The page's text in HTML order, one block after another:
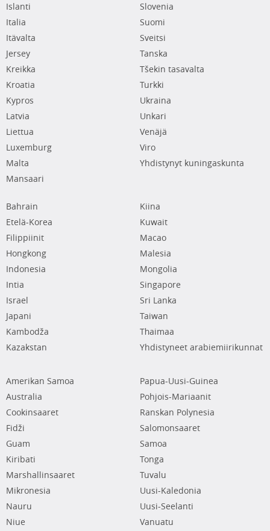
Islanti
Italia
Itävalta
Jersey
Kreikka
Kroatia
Kypros
Latvia
Liettua
Luxemburg
Malta
Mansaari
Slovenia
Suomi
Sveitsi
Tanska
Tšekin tasavalta
Turkki
Ukraina
Unkari
Venäjä
Viro
Yhdistynyt kuningaskunta
Bahrain
Etelä-Korea
Filippiinit
Hongkong
Indonesia
Intia
Israel
Japani
Kambodža
Kazakstan
Kiina
Kuwait
Macao
Malesia
Mongolia
Singapore
Sri Lanka
Taiwan
Thaimaa
Yhdistyneet arabiemiirikunnat
Amerikan Samoa
Australia
Cookinsaaret
Fidži
Guam
Kiribati
Marshallinsaaret
Mikronesia
Nauru
Niue
Papua-Uusi-Guinea
Pohjois-Mariaanit
Ranskan Polynesia
Salomonsaaret
Samoa
Tonga
Tuvalu
Uusi-Kaledonia
Uusi-Seelanti
Vanuatu